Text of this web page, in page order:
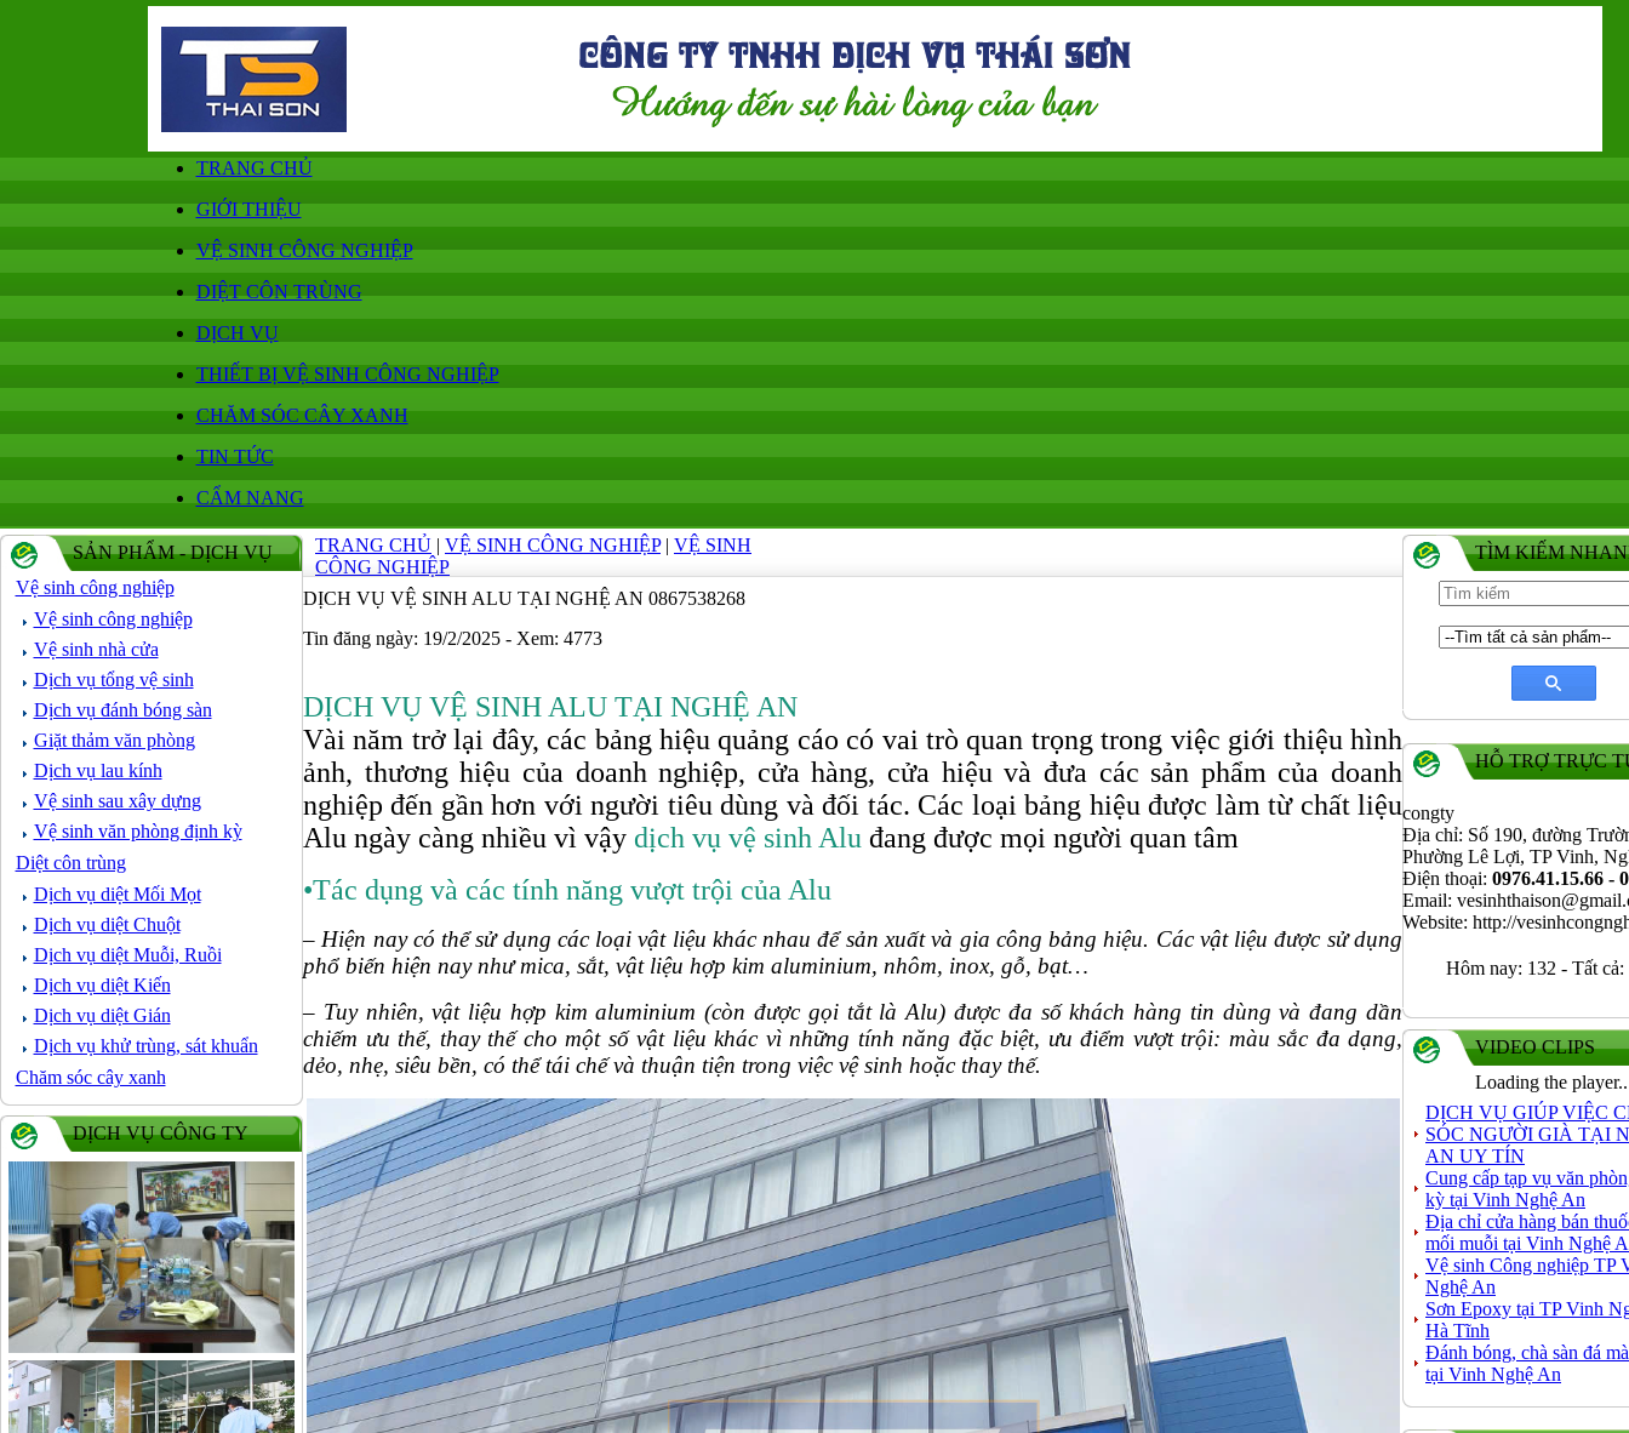
TRANG CHỦ
GIỚI THIỆU
VỆ SINH CÔNG NGHIỆP
DIỆT CÔN TRÙNG
DỊCH VỤ
THIẾT BỊ VỆ SINH CÔNG NGHIỆP
CHĂM SÓC CÂY XANH
TIN TỨC
CẨM NANG
SẢN PHẨM - DỊCH VỤ
Vệ sinh công nghiệp
Vệ sinh công nghiệp
Vệ sinh nhà cửa
Dịch vụ tổng vệ sinh
Dịch vụ đánh bóng sàn
Giặt thảm văn phòng
Dịch vụ lau kính
Vệ sinh sau xây dựng
Vệ sinh văn phòng định kỳ
Diệt côn trùng
Dịch vụ diệt Mối Mọt
Dịch vụ diệt Chuột
Dịch vụ diệt Muỗi, Ruồi
Dịch vụ diệt Kiến
Dịch vụ diệt Gián
Dịch vụ khử trùng, sát khuẩn
Chăm sóc cây xanh
DỊCH VỤ CÔNG TY
TRANG CHỦ | VỆ SINH CÔNG NGHIỆP| VỆ SINH
CÔNG NGHIỆP
DỊCH VỤ VỆ SINH ALU TẠI NGHỆ AN 0867538268
Tin đăng ngày: 19/2/2025 - Xem: 4773
DỊCH VỤ VỆ SINH ALU TẠI NGHỆ AN
Vài năm trở lại đây, các bảng hiệu quảng cáo có vai trò quan trọng trong việc giới thiệu hình
ảnh, thương hiệu của doanh nghiệp, cửa hàng, cửa hiệu và đưa các sản phẩm của doanh
nghiệp đến gần hơn với người tiêu dùng và đối tác. Các loại bảng hiệu được làm từ chất liệu
Alu ngày càng nhiều vì vậy dịch vụ vệ sinh Alu đang được mọi người quan tâm
•Tác dụng và các tính năng vượt trội của Alu
– Hiện nay có thể sử dụng các loại vật liệu khác nhau để sản xuất và gia công bảng hiệu. Các vật liệu được sử dụng
phổ biến hiện nay như mica, sắt, vật liệu hợp kim aluminium, nhôm, inox, gỗ, bạt…
– Tuy nhiên, vật liệu hợp kim aluminium (còn được gọi tắt là Alu) được đa số khách hàng tin dùng và đang dần
chiếm ưu thế, thay thế cho một số vật liệu khác vì những tính năng đặc biệt, ưu điểm vượt trội: màu sắc đa dạng,
dẻo, nhẹ, siêu bền, có thể tái chế và thuận tiện trong việc vệ sinh hoặc thay thế.
TÌM KIẾM
HỖ TRỢ TRỰC
congty
Địa chỉ: Số 190, đường
Phường Lê Lợi, TP Vinh,
Điện thoại: 0976.41.15.66 -
Email:
Website: http://
Hôm nay: 132 - Tất cả:
VIDEO CLIPS
Loading the
DỊCH VỤ GIÚP VIỆC
SÓC NGƯỜI GIÀ TẠI
AN UY TÍN
Cung cấp tạp vụ văn
kỳ tại Vinh Nghệ An
Địa chỉ cửa hàng bán
mối muỗi tại Vinh Nghệ
Vệ sinh Công nghiệp TP
Nghệ An
Sơn Epoxy tại TP Vinh
Hà Tĩnh
Đánh bóng, chà sàn đá
tại Vinh Nghệ An